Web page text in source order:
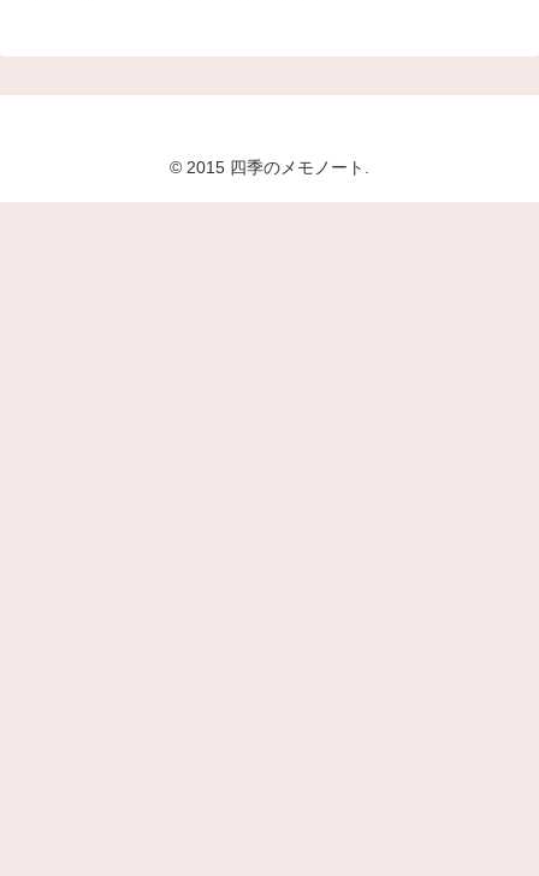
© 2015 四季のメモノート.